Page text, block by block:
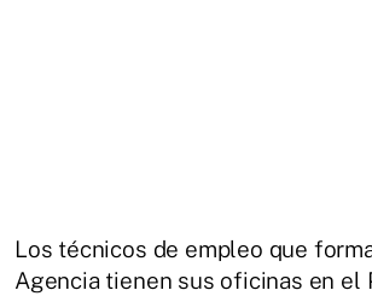
Los técnicos de empleo que
Agencia tienen sus oficinas en el